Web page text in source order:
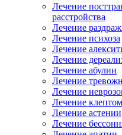
Лечение
расстройства
Лечение
Лечение психоза
Лечение
Лечение
Лечение абулии
Лечение
Лечение
Лечение
Лечение астении
Лечение